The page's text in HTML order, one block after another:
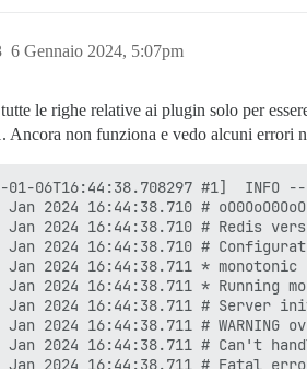
/usr/local/lib/ruby/gems/
/usr/local/bin/pups:25:in
/usr/local/bin/pups:25:in
old container
docker rm app
6 Gennaio 2024, 5:07pm
le righe relative ai plugin solo per
Ancora non funziona e vedo alcuni errori
06T16:44:38.708297 #1]
2024 16:44:38.710 #
Jan 2024 16:44:38.710 # Redis
Jan 2024 16:44:38.710 #
Jan 2024 16:44:38.711 *
Jan 2024 16:44:38.711 * Running
Jan 2024 16:44:38.711 # Server
Jan 2024 16:44:38.711 #
Jan 2024 16:44:38.711 # Can't